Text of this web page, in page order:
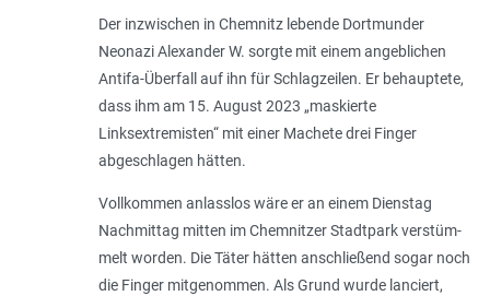
Der inzwischen in Chemnitz lebende Dortmunder
Neonazi Alexander W. sorgte mit einem angeblichen
Antifa-Überfall auf ihn für Schlagzeilen. Er behauptete,
dass ihm am 15. August 2023 „maskierte
Linksextremisten“ mit einer Machete drei Finger
abgeschlagen hätten.
Vollkommen anlass­los wäre er an einem Dienstag
Nachmittag mitten im Chemnitzer Stadtpark verstüm­
melt worden. Die Täter hätten anschlie­ßend sogar noch
die Finger mitgenom­men. Als Grund wurde lanciert,